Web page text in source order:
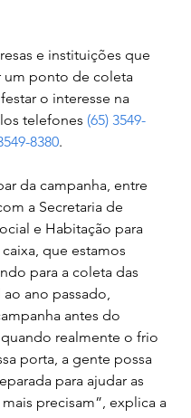
e instituições que
um ponto de coleta
o interesse na
telefones (65) 3549-
8380.
da campanha, entre
a Secretaria de
e Habitação para
que estamos
para a coleta das
ano passado,
antes do
realmente o frio
porta, a gente possa
para ajudar as
precisam”, explica a